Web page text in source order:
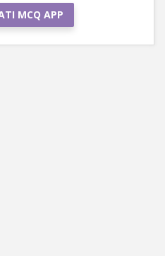
MCQ APP